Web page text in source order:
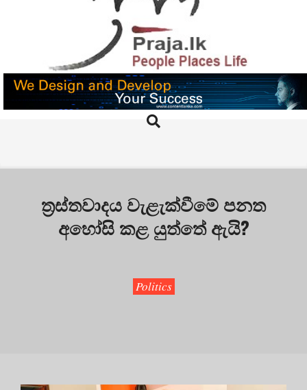
PRAJA.LK
Search
ත්‍ර‍ස්තවාදය වැළැක්වීමේ පනත
අහෝසි කළ යුත්තේ ඇයි?
Politics